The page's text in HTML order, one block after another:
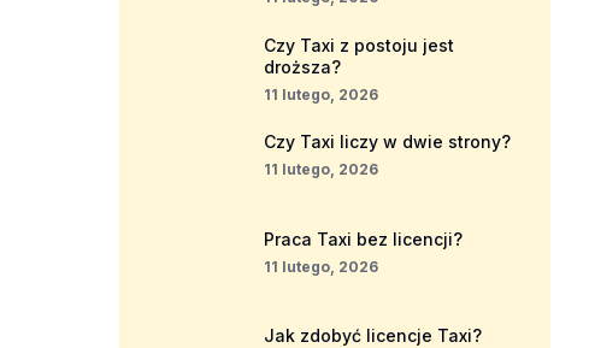
Czy Taxi z postoju jest
droższa?
11 lutego, 2026
Czy Taxi liczy w dwie strony?
11 lutego, 2026
Praca Taxi bez licencji?
11 lutego, 2026
Jak zdobyć licencje Taxi?